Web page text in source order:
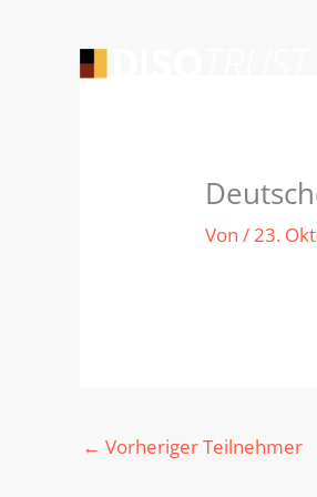
Von/23.
← Vorheriger Teilnehmer